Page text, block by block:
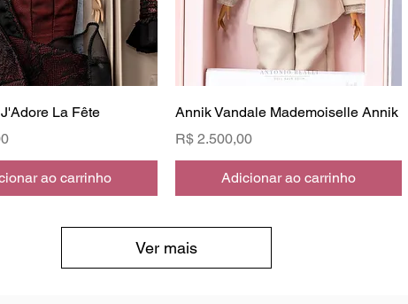
La Fête
ao carrinho
Annik Vandale Mademoiselle Annik
Preço
R$ 2.500,00
Adicionar ao carrinho
Ver mais